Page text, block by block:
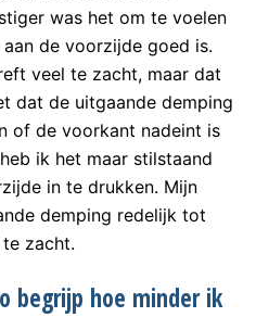
was het om te voelen
de voorzijde goed is.
veel te zacht, maar dat
dat de uitgaande demping
of de voorkant nadeint is
ik het maar stilstaand
in te drukken. Mijn
demping redelijk tot
zacht.
begrijp hoe minder ik